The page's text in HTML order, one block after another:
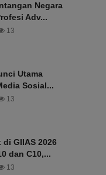
Negara
Adv...
13
Utama
Sosial...
13
GIIAS 2026
dan C10,...
13